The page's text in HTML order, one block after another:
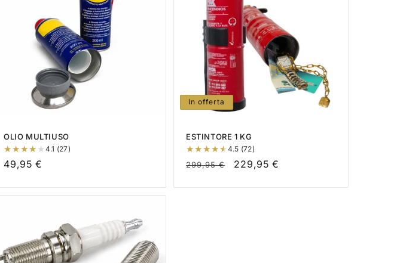
OLIO MULTIUSO
4.1 (27)
Prezzo
listino
49,95 €
In offerta
ESTINTORE 1 KG
4.5 (72)
Prezzo
299,95 €
Prezzo
229,95 €